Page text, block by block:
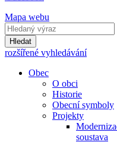
Mapa webu
Hledat
rozšířené vyhledávání
Obec
O obci
Historie
Obecní symboly
Projekty
soustava